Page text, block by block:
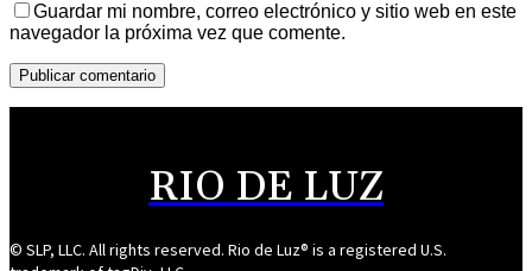
Guardar mi nombre, correo electrónico y sitio web en este
navegador la próxima vez que comente.
RIO DE LUZ
© SLP, LLC. All rights reserved. Rio de Luz® is a registered U.S.